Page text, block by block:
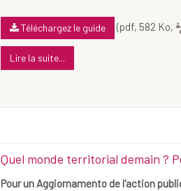
Téléchargez le guide (pdf, 582 Ko,
Lire la suite...
Quel monde territorial demain ?
Pour un Aggiornamento de l'action